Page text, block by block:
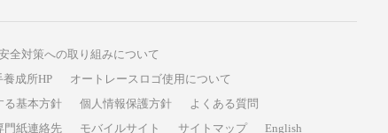
全対策への取り組みについて
成所HP
オートレースロゴ使用について
る基本方針 個人情報保護方針
よくある質問
門紙連絡先 モバイルサイト サイトマップ English